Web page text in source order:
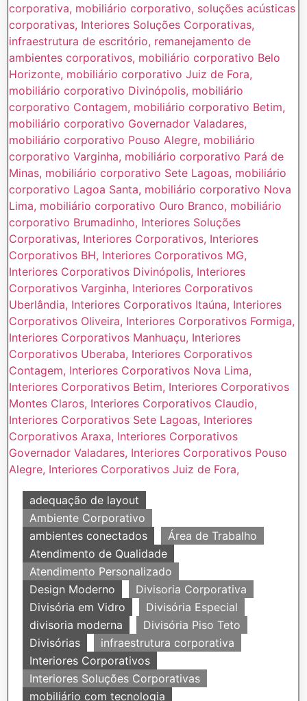
adequação de layout
Ambiente Corporativo
ambientes conectados
Área de Trabalho
Atendimento de Qualidade
Atendimento Personalizado
Design Moderno
Divisoria Corporativa
Divisória em Vidro
Divisória Especial
divisoria moderna
Divisória Piso Teto
Divisórias
infraestrutura corporativa
Interiores Corporativos
Interiores Soluções Corporativas
mobiliário com tecnologia